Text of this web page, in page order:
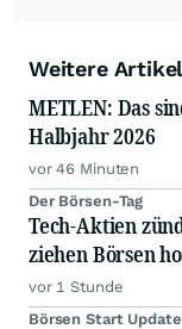
Weitere
METLEN: Das
Halbjahr 2026
vor 46 Minuten
Der Börsen-Tag
Tech-Aktien
ziehen Börsen
vor 1 Stunde
Börsen Start Update